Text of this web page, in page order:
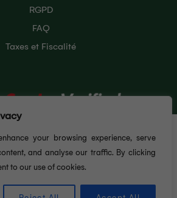
your browsing experience, serve
and analyse our traffic. By clicking
to our use of cookies.
RGPD
FAQ
Taxes et Fiscalité
des cookies. En
site, vous acceptez
Pour en savoir plus sur
Vous pouvez désactiver